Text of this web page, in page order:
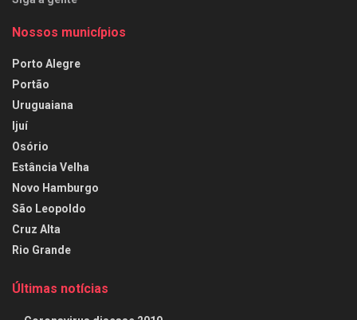
Nossos municípios
Porto Alegre
Portão
Uruguaiana
Ijuí
Osório
Estância Velha
Novo Hamburgo
São Leopoldo
Cruz Alta
Rio Grande
Últimas notícias